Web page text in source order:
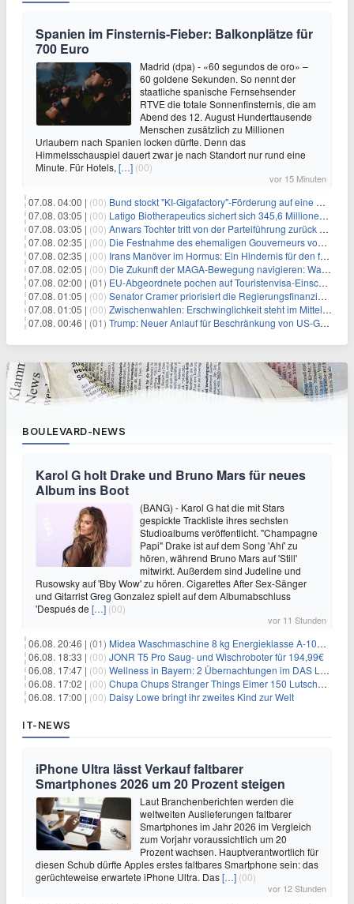
Spanien im Finsternis-Fieber: Balkonplätze für
700 Euro
Madrid (dpa) - «60 segundos de oro» –
60 goldene Sekunden. So nennt der
staatliche spanische Fernsehsender
RTVE die totale Sonnenfinsternis, die am
Abend des 12. August Hunderttausende
Menschen zusätzlich zu Millionen
Urlaubern nach Spanien locken dürfte. Denn das
Himmelsschauspiel dauert zwar je nach Standort nur rund eine
Minute. Für Hotels, […] (00)
vor 15 Minuten
07.08. 04:00 | (00) Bund stockt "KI-Gigafactory"-Förderung auf eine Milliarde Euro auf
07.08. 03:05 | (00) Latigo Biotherapeutics sichert sich 345,6 Millionen Dollar in einer erhöhten IPO und ebnet den Weg für nicht-opioide Schmerztherapie
07.08. 03:05 | (00) Anwars Tochter tritt von der Parteiführung zurück und hebt politische Turbulenzen hervor
07.08. 02:35 | (00) Die Festnahme des ehemaligen Gouverneurs von Mexiko hebt die anhaltenden Herausforderungen in der Governance und im Geschäftsumfeld hervor
07.08. 02:35 | (00) Irans Manöver im Hormus: Ein Hindernis für den freien Handel und das Investorenvertrauen
07.08. 02:05 | (00) Die Zukunft der MAGA-Bewegung navigieren: Was steht für Investoren auf dem Spiel?
07.08. 02:00 | (01) EU-Abgeordnete pochen auf Touristenvisa-Einschränkungen für Russen
07.08. 01:05 | (00) Senator Cramer priorisiert die Regierungsfinanzierung angesichts des bevorstehenden Ferienbeginns
07.08. 01:05 | (00) Zwischenwahlen: Erschwinglichkeit steht im Mittelpunkt, während die Demokraten auf die Mehrheit im Repräsentantenhaus zielen
07.08. 00:46 | (01) Trump: Neuer Anlauf für Beschränkung von US-Geburtsrecht
BOULEVARD-NEWS
Karol G holt Drake und Bruno Mars für neues
Album ins Boot
(BANG) - Karol G hat die mit Stars
gespickte Trackliste ihres sechsten
Studioalbums veröffentlicht. "Champagne
Papi" Drake ist auf dem Song 'Ahí' zu
hören, während Bruno Mars auf 'Still'
mitwirkt. Außerdem sind Judeline und
Rusowsky auf 'Bby Wow' zu hören. Cigarettes After Sex-Sänger
und Gitarrist Greg Gonzalez spielt auf dem Albumabschluss
'Después de […] (00)
vor 11 Stunden
06.08. 20:46 | (01) Midea Waschmaschine 8 kg Energieklasse A-10% 1400 U/Min für 289,97€
06.08. 18:33 | (00) JONR T5 Pro Saug- und Wischroboter für 194,99€
06.08. 17:47 | (00) Wellness in Bayern: 2 Übernachtungen im DAS LUDWIG Sports Resort inkl. HP + Wellness ab 174€ p.P.
06.08. 17:02 | (00) Chupa Chups Stranger Things Eimer 150 Lutscher für 21,95€
06.08. 17:00 | (00) Daisy Lowe bringt ihr zweites Kind zur Welt
IT-NEWS
iPhone Ultra lässt Verkauf faltbarer
Smartphones 2026 um 20 Prozent steigen
Laut Branchenberichten werden die
weltweiten Auslieferungen faltbarer
Smartphones im Jahr 2026 im Vergleich
zum Vorjahr voraussichtlich um 20
Prozent wachsen. Hauptverantwortlich für
diesen Schub dürfte Apples erstes faltbares Smartphone sein: das
gerüchteweise erwartete iPhone Ultra. Das[…] (00)
vor 12 Stunden